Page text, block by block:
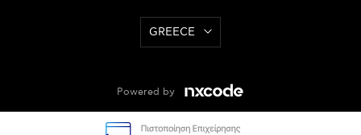
GREECE
Powered by